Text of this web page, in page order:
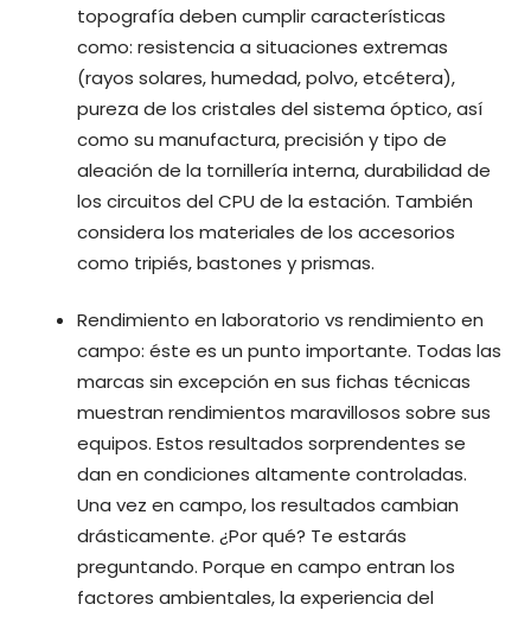
topografía deben cumplir características
como: resistencia a situaciones extremas
(rayos solares, humedad, polvo, etcétera),
pureza de los cristales del sistema óptico, así
como su manufactura, precisión y tipo de
aleación de la tornillería interna, durabilidad de
los circuitos del CPU de la estación. También
considera los materiales de los accesorios
como tripiés, bastones y prismas.
Rendimiento en laboratorio vs rendimiento en
campo: éste es un punto importante. Todas las
marcas sin excepción en sus fichas técnicas
muestran rendimientos maravillosos sobre sus
equipos. Estos resultados sorprendentes se
dan en condiciones altamente controladas.
Una vez en campo, los resultados cambian
drásticamente. ¿Por qué? Te estarás
preguntando. Porque en campo entran los
factores ambientales, la experiencia del